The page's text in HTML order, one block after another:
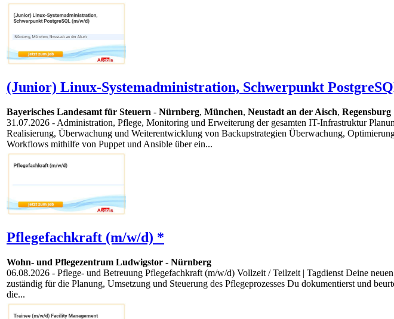
(Junior) Linux-Systemadministration, Schwerpunkt
Bayerisches Landesamt für Steuern - Nürnberg, München, Neustadt an der Aisch, Regensburg
31.07.2026 - Administration, Pflege, Monitoring und Erweiterung der gesamten IT-Infrastruktur
Realisierung, Überwachung und Weiterentwicklung von Backupstrategien Überwachung,
Workflows mithilfe von Puppet und Ansible über ein...
Pflegefachkraft (m/w/d) *
Wohn- und Pflegezentrum Ludwigstor - Nürnberg
06.08.2026 - Pflege- und Betreuung Pflegefachkraft (m/w/d) Vollzeit / Teilzeit | Tagdienst Deine
zuständig für die Planung, Umsetzung und Steuerung des Pflegeprozesses Du dokumentierst und
die...